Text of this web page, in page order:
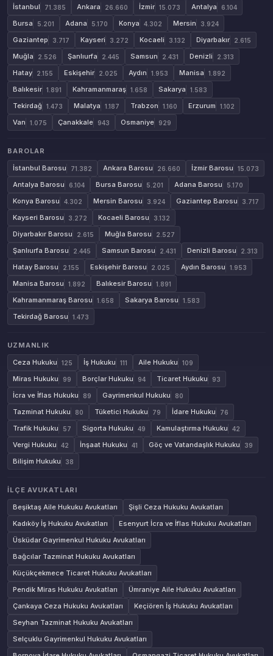
İstanbul
71.385 Ankara 26.660 İzmir 15.073 Antalya 6.104
Bursa 5.201 Adana 5.170 Konya 4.302 Mersin 3.924
Gaziantep 3.717 Kayseri 3.272 Kocaeli 3.132 Diyarbakır 2.615
Muğla 2.526 Şanlıurfa 2.445 Samsun 2.431 Denizli 2.313
Hatay 2.155 Eskişehir 2.025 Aydın 1.953 Manisa 1.892
Balıkesir 1.891 Kahramanmaraş 1.658 Sakarya 1.583
Tekirdağ 1.473 Malatya 1.187 Trabzon 1.160 Erzurum 1.102
Van 1.075 Çanakkale 943 Osmaniye 929
BAROLAR
İstanbul Barosu
71.382 Ankara Barosu 26.660 İzmir Barosu 15.073
Antalya Barosu 6.104 Bursa Barosu 5.201 Adana Barosu 5.170
Konya Barosu 4.302 Mersin Barosu 3.924 Gaziantep Barosu 3.717
Kayseri Barosu 3.272 Kocaeli Barosu 3.132
Diyarbakır Barosu 2.615 Muğla Barosu 2.527
Şanlıurfa Barosu 2.445 Samsun Barosu 2.431 Denizli Barosu 2.313
Hatay Barosu 2.155 Eskişehir Barosu 2.025 Aydın Barosu 1.953
Manisa Barosu 1.892 Balıkesir Barosu 1.891
Kahramanmaraş Barosu 1.658 Sakarya Barosu 1.583
Tekirdağ Barosu 1.473
UZMANLIK
Ceza Hukuku
125 İş Hukuku 111 Aile Hukuku 109
Miras Hukuku 99 Borçlar Hukuku 94 Ticaret Hukuku 93
İcra ve İflas Hukuku 89 Gayrimenkul Hukuku 80
Tazminat Hukuku 80 Tüketici Hukuku 79 İdare Hukuku 76
Trafik Hukuku 57 Sigorta Hukuku 49 Kamulaştırma Hukuku 42
Vergi Hukuku 42 İnşaat Hukuku 41 Göç ve Vatandaşlık Hukuku 39
Bilişim Hukuku 38
İLÇE AVUKATLARI
Beşiktaş Aile Hukuku Avukatları
Şişli Ceza Hukuku Avukatları
Kadıköy İş Hukuku Avukatları
Esenyurt İcra ve İflas Hukuku Avukatları
Üsküdar Gayrimenkul Hukuku Avukatları
Bağcılar Tazminat Hukuku Avukatları
Küçükçekmece Ticaret Hukuku Avukatları
Pendik Miras Hukuku Avukatları
Ümraniye Aile Hukuku Avukatları
Çankaya Ceza Hukuku Avukatları
Keçiören İş Hukuku Avukatları
Seyhan Tazminat Hukuku Avukatları
Selçuklu Gayrimenkul Hukuku Avukatları